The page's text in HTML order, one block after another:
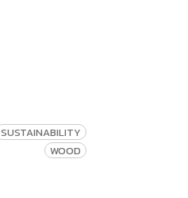
SUSTAINABILITY
WOOD